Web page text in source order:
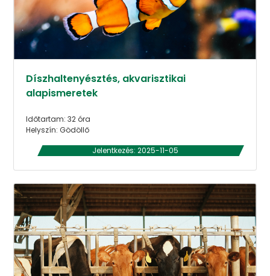
Díszhaltenyésztés, akvarisztikai
alapismeretek
Időtartam: 32 óra
Helyszín: Gödöllő
Jelentkezés: 2025-11-05